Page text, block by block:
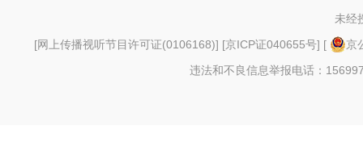
未经
[网上传播视听节目许可证(0106168)] [京ICP证040655号] [
京
违法和不良信息举报电话：